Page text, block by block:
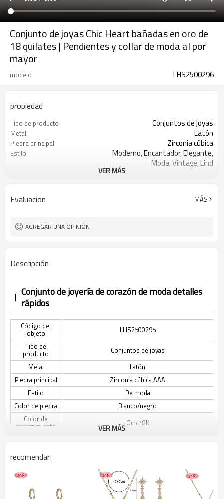
Conjunto de joyas Chic Heart bañadas en oro de
18 quilates | Pendientes y collar de moda al por
mayor
modelo LHS2500296
propiedad
Tipo de producto Conjuntos de joyas
Metal Latón
Piedra principal Zirconia cúbica
Estilo
Moderno, Encantador, Elegante,
Moda, Vintage, Lind
3-7 días
VER MÁS
Evaluacion MÁS
AGREGAR UNA OPINIÓN
Descripción
Conjunto de joyería de corazón de moda detalles
rápidos
Código del
objeto
LHS2500295
Tipo de
producto
Conjuntos de joyas
Metal
Latón
Piedra principal
Zirconia cúbica AAA
Estilo
De moda
Color de piedra
Blanco/negro
Color de
revestimiento
Oro 18K
Descripción del juego de joyería corazón de moda
VER MÁS
recomendar